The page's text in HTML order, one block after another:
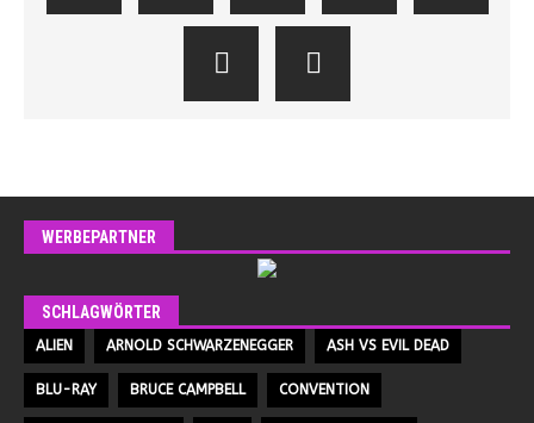
WERBEPARTNER
SCHLAGWÖRTER
ALIEN ARNOLD SCHWARZENEGGER ASH VS EVIL DEAD
BLU-RAY BRUCE CAMPBELL CONVENTION